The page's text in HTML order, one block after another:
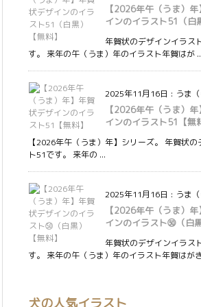
【2026年午（うま）
インのイラスト51（白
年賀状のデザインイラス
す。 来年の午（うま）年のイラスト年賀はが
2025年11月16日 : うま（
【2026年午（うま）
インのイラスト51【無
【2026年午（うま）年】シリーズ。 年賀状
ト51です。 来年の ...
2025年11月16日 : うま（
【2026年午（うま）
インのイラスト㊿（白
年賀状のデザインイラス
す。 来年の午（うま）年のイラスト年賀はが
犬の人気イラスト